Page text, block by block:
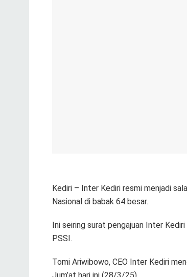
Kediri – Inter Kediri resmi menjadi
Nasional di babak 64 besar.
Ini seiring surat pengajuan Inter
PSSI.
Tomi Ariwibowo, CEO Inter Kediri
Jum’at hari ini (28/3/25).